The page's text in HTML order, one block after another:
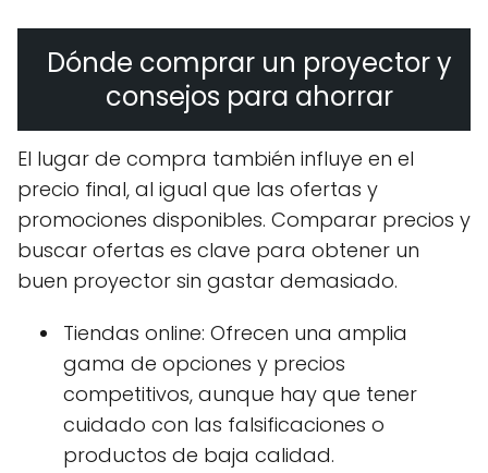
Dónde comprar un proyector y
consejos para ahorrar
El lugar de compra también influye en el
precio final, al igual que las ofertas y
promociones disponibles. Comparar precios y
buscar ofertas es clave para obtener un
buen proyector sin gastar demasiado.
Tiendas online: Ofrecen una amplia
gama de opciones y precios
competitivos, aunque hay que tener
cuidado con las falsificaciones o
productos de baja calidad.